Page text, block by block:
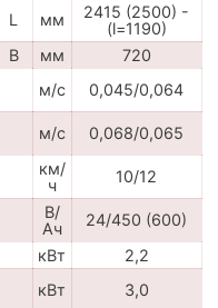
L мм
2415 (2500) -
(l=1190)
B мм
720
м/с
0,045/0,064
м/с
0,068/0,065
км/
ч
10/12
В/
Ач
24/450 (600)
кВт
2,2
кВт
3,0